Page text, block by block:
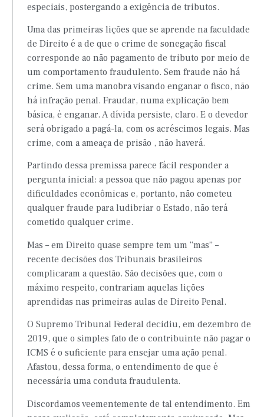
especiais, postergando a exigência de tributos.
Uma das primeiras lições que se aprende na faculdade
de Direito é a de que o crime de sonegação fiscal
corresponde ao não pagamento de tributo por meio de
um comportamento fraudulento. Sem fraude não há
crime. Sem uma manobra visando enganar o fisco, não
há infração penal. Fraudar, numa explicação bem
básica, é enganar. A dívida persiste, claro. E o devedor
será obrigado a pagá-la, com os acréscimos legais. Mas
crime, com a ameaça de prisão , não haverá.
Partindo dessa premissa parece fácil responder a
pergunta inicial: a pessoa que não pagou apenas por
dificuldades econômicas e, portanto, não cometeu
qualquer fraude para ludibriar o Estado, não terá
cometido qualquer crime.
Mas – em Direito quase sempre tem um “mas” –
recente decisões dos Tribunais brasileiros
complicaram a questão. São decisões que, com o
máximo respeito, contrariam aquelas lições
aprendidas nas primeiras aulas de Direito Penal.
O Supremo Tribunal Federal decidiu, em dezembro de
2019, que o simples fato de o contribuinte não pagar o
ICMS é o suficiente para ensejar uma ação penal.
Afastou, dessa forma, o entendimento de que é
necessária uma conduta fraudulenta.
Discordamos veementemente de tal entendimento. Em